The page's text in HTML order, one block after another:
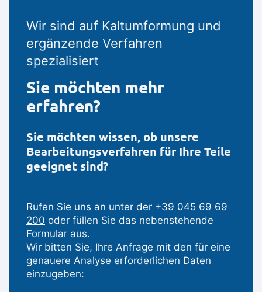
Wir sind auf Kaltumformung und
ergänzende Verfahren
spezialisiert
Sie möchten mehr
erfahren?
Sie möchten wissen, ob unsere
Bearbeitungsverfahren für Ihre Teile
geeignet sind?
Rufen Sie uns an unter der +39 045 69 69
200 oder füllen Sie das nebenstehende
Formular aus.
Wir bitten Sie, Ihre Anfrage mit den für eine
genauere Analyse erforderlichen Daten
einzugeben: